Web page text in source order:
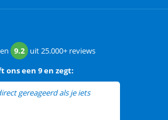
9.2 uit25.000+ reviews
ons een 9 en zegt:
gereageerd als je iets